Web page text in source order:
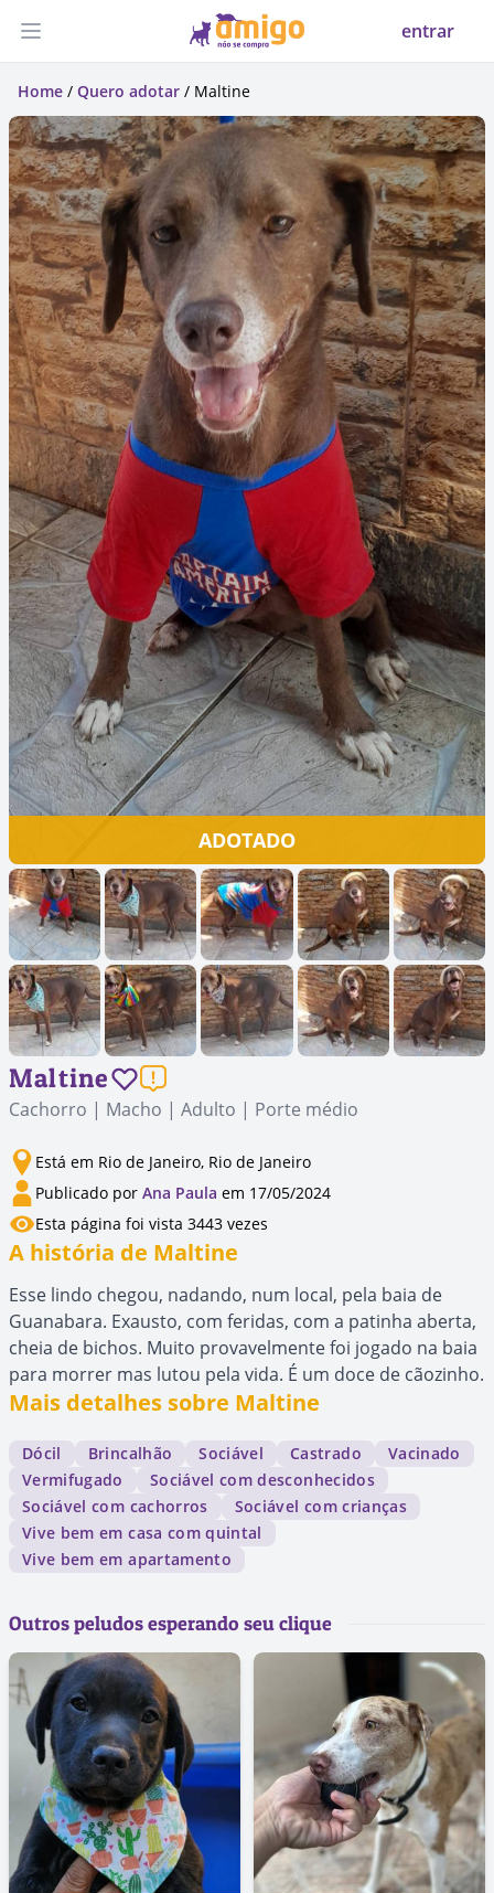
Abrir menu entrar
Home / Quero adotar / Maltine
ADOTADO
Maltine
Cachorro | Macho | Adulto | Porte médio
Está em Rio de Janeiro, Rio de Janeiro
Publicado por Ana Paula em 17/05/2024
Esta página foi vista 3443 vezes
A história de Maltine
Esse lindo chegou, nadando, num local, pela baia de
Guanabara. Exausto, com feridas, com a patinha aberta,
cheia de bichos. Muito provavelmente foi jogado na baia
para morrer mas lutou pela vida. É um doce de cãozinho.
Mais detalhes sobre Maltine
Dócil Brincalhão Sociável Castrado
Vacinado
Vermifugado
Sociável com desconhecidos
Sociável com cachorros
Sociável com crianças
Vive bem em casa com quintal
Vive bem em apartamento
Outros peludos esperando seu clique